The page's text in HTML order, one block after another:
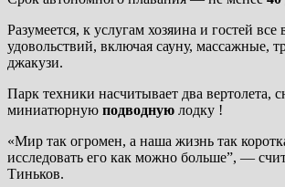
Разумеется, к услугам хозяина и гостей все
удовольствий, включая сауну, массажные,
джакузи.
Парк техники насчитывает два вертолета,
миниатюрную подводную лодку !
«Мир так огромен, а наша жизнь так
исследовать его как можно больше”, —
Тиньков.